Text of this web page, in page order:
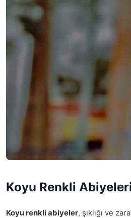
Koyu Renkli
Koyu renkli abiyeler, şıklığı ve